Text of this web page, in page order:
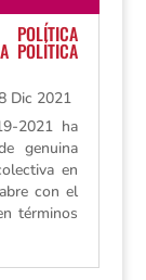
POLÍTICA
Dic 2021
2021 ha
genuina
en
con el
términos